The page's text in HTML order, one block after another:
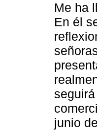
Me ha
En él
junio